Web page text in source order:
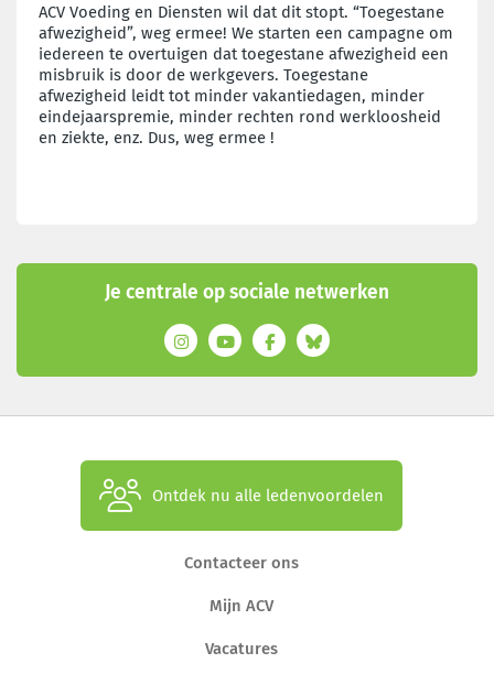
ACV Voeding en Diensten wil dat dit stopt. “Toegestane
afwezigheid”, weg ermee! We starten een campagne om
iedereen te overtuigen dat toegestane afwezigheid een
misbruik is door de werkgevers. Toegestane
afwezigheid leidt tot minder vakantiedagen, minder
eindejaarspremie, minder rechten rond werkloosheid
en ziekte, enz. Dus, weg ermee !
Je centrale op sociale netwerken
Ontdek nu alle ledenvoordelen
Contacteer ons
Mijn ACV
Vacatures